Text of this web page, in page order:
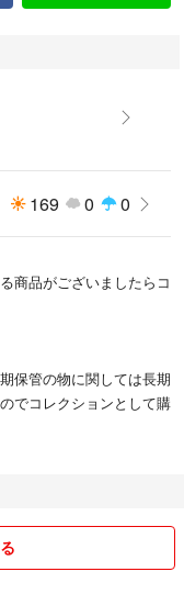
169 0 0
商品がございましたらコ
保管の物に関しては長期
でコレクションとして購